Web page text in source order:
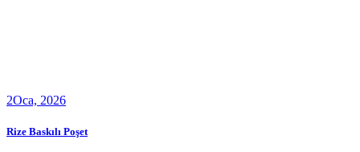
2Oca, 2026
Rize Baskılı Poşet